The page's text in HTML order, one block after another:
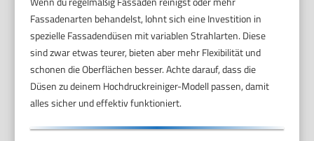
Fassadenarten behandelst, lohnt sich eine Investition in
spezielle Fassadendüsen mit variablen Strahlarten. Diese
sind zwar etwas teurer, bieten aber mehr Flexibilität und
schonen die Oberflächen besser. Achte darauf, dass die
Düsen zu deinem Hochdruckreiniger-Modell passen, damit
alles sicher und effektiv funktioniert.